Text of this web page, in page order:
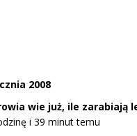
2008
wie już, ile zarabiają
i 39 minut temu